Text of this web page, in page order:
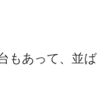
もあって、並ば